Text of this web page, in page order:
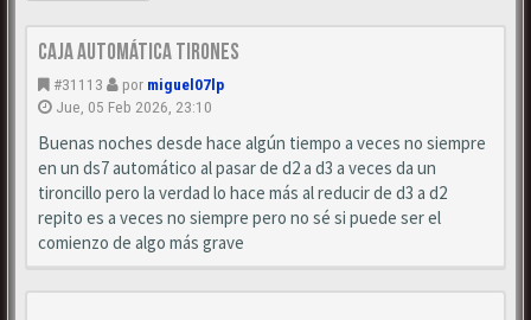
Caja automática tirones
#31113 por miguel07lp
Jue, 05 Feb 2026, 23:10
Buenas noches desde hace algún tiempo a veces no siempre
en un ds7 automático al pasar de d2 a d3 a veces da un
tironcillo pero la verdad lo hace más al reducir de d3 a d2
repito es a veces no siempre pero no sé si puede ser el
comienzo de algo más grave